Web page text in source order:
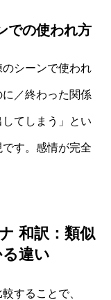
での使われ方
シーンで使われ
／終わった関係
てしまう」とい
す。感情が完全
和訳：類似
違い
することで、